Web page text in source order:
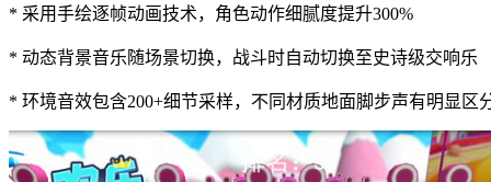
* 采用手绘逐帧动画技术，角色动作细腻度提升300%
* 动态背景音乐随场景切换，战斗时自动切换至史诗级交响乐
* 环境音效包含200+细节采样，不同材质地面脚步声有明显区